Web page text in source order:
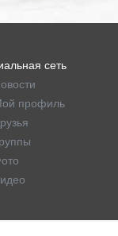
сеть
профиль